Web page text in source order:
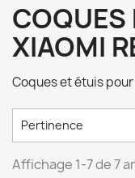
COQUES
XIAOMI
Coques et étuis pour
Pertinence
Affichage 1-7 de 7